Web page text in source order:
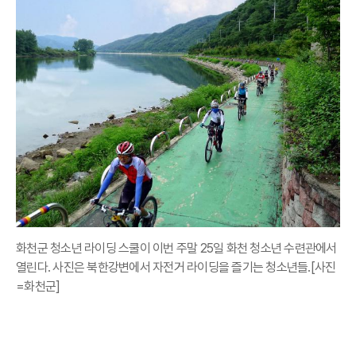
화천군 청소년 라이딩 스쿨이 이번 주말 25일 화천 청소년 수련관에서
열린다. 사진은 북한강변에서 자전거 라이딩을 즐기는 청소년들.[사진
=화천군]